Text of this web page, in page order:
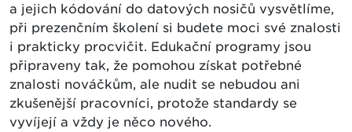
a jejich kódování do datových nosičů vysvětlíme,
při prezenčním školení si budete moci své znalosti
i prakticky procvičit. Edukační programy jsou
připraveny tak, že pomohou získat potřebné
znalosti nováčkům, ale nudit se nebudou ani
zkušenější pracovníci, protože standardy se
vyvíjejí a vždy je něco nového.